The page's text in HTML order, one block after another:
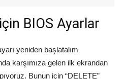
BIOS Ayarlar
yeniden başlatalım
karşımıza gelen ilk ekrandan
Bunun için “DELETE”